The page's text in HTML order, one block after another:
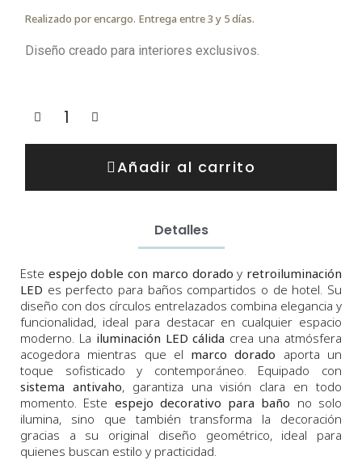
Realizado por encargo. Entrega entre 3 y 5 días.
Diseño creado para interiores exclusivos.
Añadir al carrito
Detalles
Este espejo doble con marco dorado y retroiluminación
LED es perfecto para baños compartidos o de hotel. Su
diseño con dos círculos entrelazados combina elegancia y
funcionalidad, ideal para destacar en cualquier espacio
moderno. La iluminación LED cálida crea una atmósfera
acogedora mientras que el marco dorado aporta un
toque sofisticado y contemporáneo. Equipado con
sistema antivaho, garantiza una visión clara en todo
momento. Este espejo decorativo para baño no solo
ilumina, sino que también transforma la decoración
gracias a su original diseño geométrico, ideal para
quienes buscan estilo y practicidad.